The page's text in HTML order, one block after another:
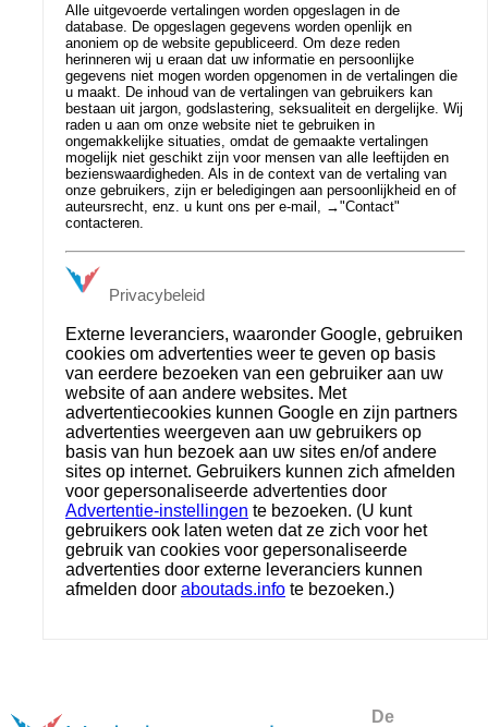
Alle uitgevoerde vertalingen worden opgeslagen in de
database. De opgeslagen gegevens worden openlijk en
anoniem op de website gepubliceerd. Om deze reden
herinneren wij u eraan dat uw informatie en persoonlijke
gegevens niet mogen worden opgenomen in de vertalingen die
u maakt. De inhoud van de vertalingen van gebruikers kan
bestaan uit jargon, godslastering, seksualiteit en dergelijke. Wij
raden u aan om onze website niet te gebruiken in
ongemakkelijke situaties, omdat de gemaakte vertalingen
mogelijk niet geschikt zijn voor mensen van alle leeftijden en
bezienswaardigheden. Als in de context van de vertaling van
onze gebruikers, zijn er beledigingen aan persoonlijkheid en of
auteursrecht, enz. u kunt ons per e-mail, →"Contact"
contacteren.
Privacybeleid
Externe leveranciers, waaronder Google, gebruiken
cookies om advertenties weer te geven op basis
van eerdere bezoeken van een gebruiker aan uw
website of aan andere websites. Met
advertentiecookies kunnen Google en zijn partners
advertenties weergeven aan uw gebruikers op
basis van hun bezoek aan uw sites en/of andere
sites op internet. Gebruikers kunnen zich afmelden
voor gepersonaliseerde advertenties door
Advertentie-instellingen te bezoeken. (U kunt
gebruikers ook laten weten dat ze zich voor het
gebruik van cookies voor gepersonaliseerde
advertenties door externe leveranciers kunnen
afmelden door aboutads.info te bezoeken.)
De